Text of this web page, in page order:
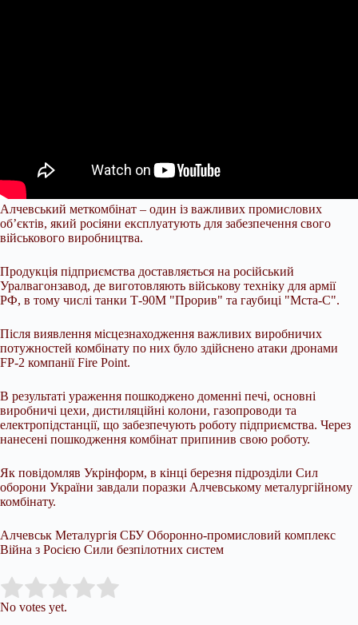
Алчевський меткомбінат – один із важливих промислових
об’єктів, який росіяни експлуатують для забезпечення свого
військового виробництва.
Продукція підприємства доставляється на російський
Уралвагонзавод, де виготовляють військову техніку для армії
РФ, в тому числі танки Т-90М "Прорив" та гаубиці "Мста-С".
Після виявлення місцезнаходження важливих виробничих
потужностей комбінату по них було здійснено атаки дронами
FP-2 компанії Fire Point.
В результаті ураження пошкоджено доменні печі, основні
виробничі цехи, дистиляційні колони, газопроводи та
електропідстанції, що забезпечують роботу підприємства. Через
нанесені пошкодження комбінат припинив свою роботу.
Як повідомляв Укрінформ, в кінці березня підрозділи Сил
оборони України завдали поразки Алчевському металургійному
комбінату.
Алчевськ Металургія СБУ Оборонно-промисловий комплекс
Війна з Росією Сили безпілотних систем
Rate this item:
No votes yet.